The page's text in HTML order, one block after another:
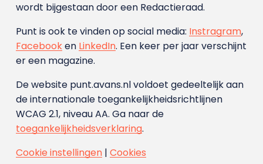
wordt bijgestaan door een Redactieraad.
Punt is ook te vinden op social media: Instragram,
Facebooken LinkedIn. Een keer per jaar verschijnt
er een magazine.
De website punt.avans.nl voldoet gedeeltelijk aan
de internationale toegankelijkheidsrichtlijnen
WCAG 2.1, niveau AA. Ga naar de
toegankelijkheidsverklaring.
Cookie instellingen| Cookies